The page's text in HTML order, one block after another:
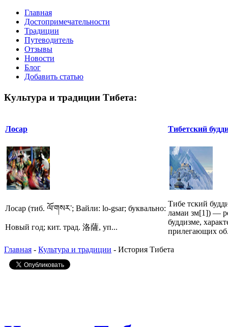
Главная
Достопримечательности
Традиции
Путеводитель
Отзывы
Новости
Блог
Добавить статью
Культура и традиции Тибета:
Лосар
Лосар (тиб. ལོ་གསར་; Вайли: lo-gsar; буквально:
Новый год; кит. трад. 洛薩, уп...
Тибетский
Тибе тский
ламаи зм[1]) —
буддизме,
прилегающих
Главная - Культура и традиции - История Тибета